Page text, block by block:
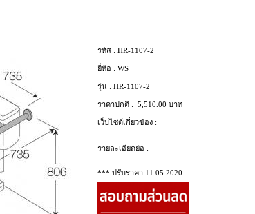
รหัส : HR-1107-2
ยี่ห้อ : WS
รุ่น : HR-1107-2
ราคาปกติ : 5,510.00 บาท
เว็บไซต์เกี่ยวข้อง :
รายละเอียดย่อ :
*** ปรับราคา 11.05.2020